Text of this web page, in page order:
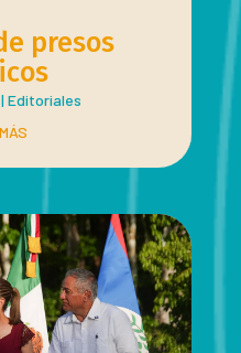
presos
| Editoriales